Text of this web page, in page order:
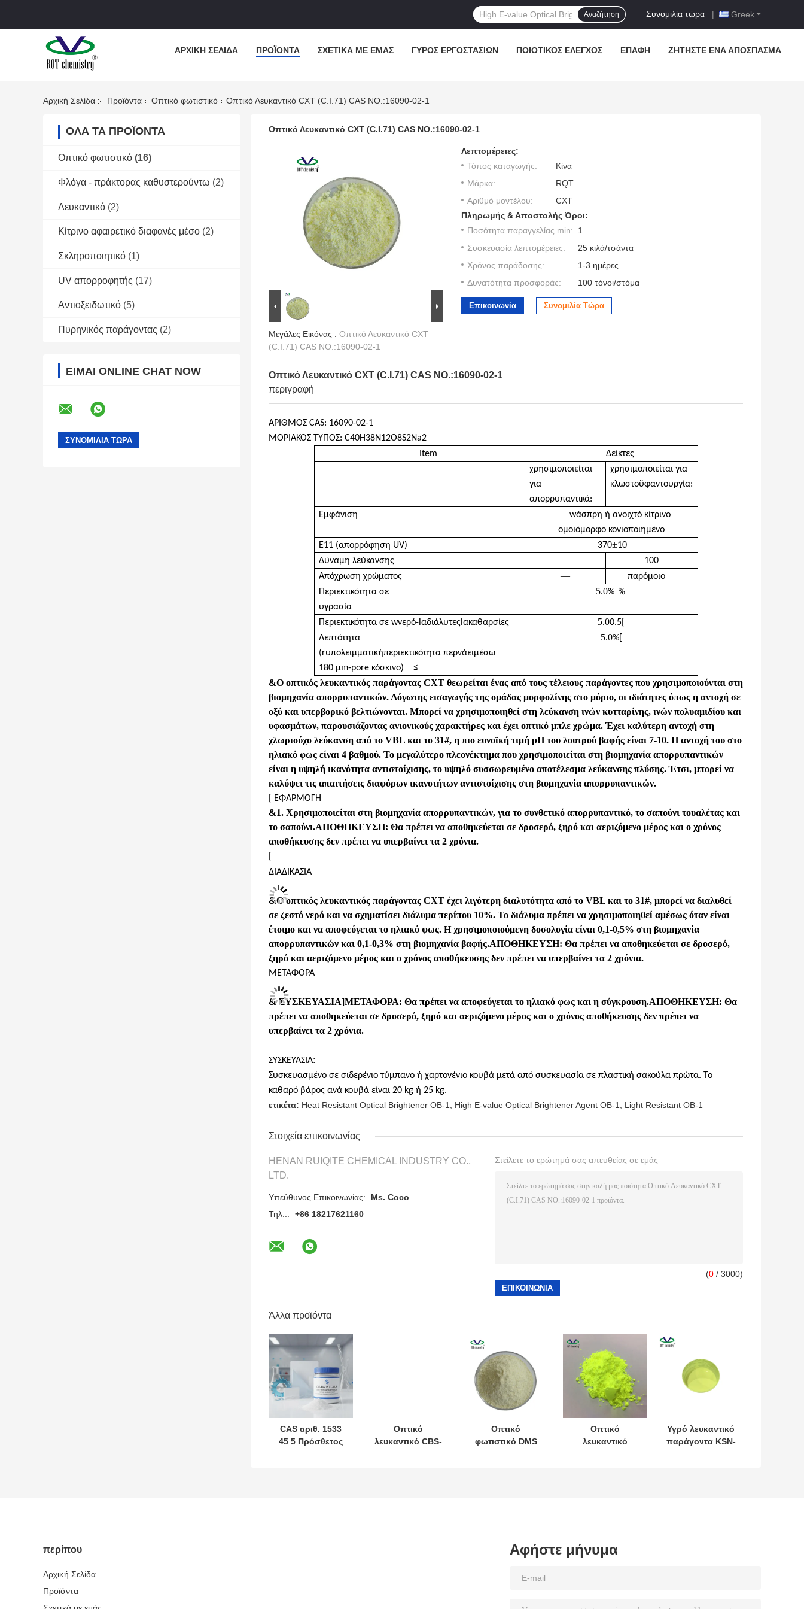
Greek
Συνομιλία τώρα |
Αναζήτηση
ΑΡΧΙΚΉ ΣΕΛΊΔΑ ΠΡΟΪΌΝΤΑ ΣΧΕΤΙΚΆ ΜΕ ΕΜΆΣ ΓΎΡΟΣ ΕΡΓΟΣΤΑΣΊΩΝ ΠΟΙΟΤΙΚΌΣ ΈΛΕΓΧΟΣ ΕΠΑΦΉ ΖΗΤΉΣΤΕ ΈΝΑ ΑΠΌΣΠΑΣΜΑ
Αρχική Σελίδα Προϊόντα Οπτικό φωτιστικό Οπτικό Λευκαντικό CXT (C.I.71) CAS NO.:16090-02-1
ΌΛΑ ΤΑ ΠΡΟΪΌΝΤΑ
Οπτικό φωτιστικό (16)
Φλόγα - πράκτορας καθυστερούντω (2)
Λευκαντικό (2)
Κίτρινο αφαιρετικό διαφανές μέσο (2)
Σκληροποιητικό (1)
UV απορροφητής (17)
Αντιοξειδωτικό (5)
Πυρηνικός παράγοντας (2)
ΕΊΜΑΙ ONLINE CHAT NOW
Οπτικό Λευκαντικό CXT (C.I.71) CAS NO.:16090-02-1
Μεγάλες Εικόνας : Οπτικό Λευκαντικό CXT
(C.I.71) CAS NO.:16090-02-1
Λεπτομέρειες:
Τόπος καταγωγής:
Κίνα
Μάρκα:
RQT
Αριθμό μοντέλου:
CXT
Πληρωμής & Αποστολής Όροι:
Ποσότητα παραγγελίας min:
1
Συσκευασία λεπτομέρειες:
25 κιλά/τσάντα
Χρόνος παράδοσης:
1-3 ημέρες
Δυνατότητα προσφοράς:
100 τόνοι/στόμα
Επικοινωνία Συνομιλία Τώρα
Οπτικό Λευκαντικό CXT (C.I.71) CAS NO.:16090-02-1
περιγραφή
ΑΡΙΘΜΟΣ CAS: 16090-02-1
ΜΟΡΙΑΚΟΣ ΤΥΠΟΣ: C40H38N12O8S2Na2
Item
Δείκτες
χρησιμοποιείται
για
απορρυπαντικά:
χρησιμοποιείται για
κλωστοϋφαντουργία:
Εμφάνιση wάσπρη ή ανοιχτό κίτρινο
ομοιόμορφο κονιοποιημένο
E11 (απορρόφηση UV)
370±10
Δύναμη λεύκανσης
—
100
Απόχρωση χρώματος
—
παρόμοιο
Περιεκτικότητα σε
υγρασία
5.0% ％
Περιεκτικότητα σε wνερό-iαδιάλυτεςiακαθαρσίες 5.00.5
Λεπτότητα
(rυπολειμματικήπεριεκτικότητα περνάειμέσω
180 μm-pore κόσκινο) ≤
5.0%[
&Ο οπτικός λευκαντικός παράγοντας CXT θεωρείται ένας από τους τέλειους παράγοντες που χρησιμοποιούνται στη
βιομηχανία απορρυπαντικών. Λόγωτης εισαγωγής της ομάδας μορφολίνης στο μόριο, οι ιδιότητες όπως η αντοχή σε
οξύ και υπερβορικό βελτιώνονται. Μπορεί να χρησιμοποιηθεί στη λεύκανση ινών κυτταρίνης, ινών πολυαμιδίου και
υφασμάτων, παρουσιάζοντας ανιονικούς χαρακτήρες και έχει οπτικό μπλε χρώμα. Έχει καλύτερη αντοχή στη
χλωριούχο λεύκανση από το VBL και το 31#, η πιο ευνοϊκή τιμή pH του λουτρού βαφής είναι 7-10. Η αντοχή του στο
ηλιακό φως είναι 4 βαθμού. Το μεγαλύτερο πλεονέκτημα που χρησιμοποιείται στη βιομηχανία απορρυπαντικών
είναι η υψηλή ικανότητα αντιστοίχισης, το υψηλό συσσωρευμένο αποτέλεσμα λεύκανσης πλύσης. Έτσι, μπορεί να
καλύψει τις απαιτήσεις διαφόρων ικανοτήτων αντιστοίχισης στη βιομηχανία απορρυπαντικών.
ΕΦΑΡΜΟΓΗ
&1. Χρησιμοποιείται στη βιομηχανία απορρυπαντικών, για το συνθετικό απορρυπαντικό, το σαπούνι τουαλέτας και
το σαπούνι.ΑΠΟΘΗΚΕΥΣΗ: Θα πρέπει να αποθηκεύεται σε δροσερό, ξηρό και αεριζόμενο μέρος και ο χρόνος
αποθήκευσης δεν πρέπει να υπερβαίνει τα 2 χρόνια.
ΔΙΑΔΙΚΑΣΙΑ
&Ο οπτικός λευκαντικός παράγοντας CXT έχει λιγότερη διαλυτότητα από το VBL και το 31#, μπορεί να διαλυθεί
σε ζεστό νερό και να σχηματίσει διάλυμα περίπου 10%. Το διάλυμα πρέπει να χρησιμοποιηθεί αμέσως όταν είναι
έτοιμο και να αποφεύγεται το ηλιακό φως. Η χρησιμοποιούμενη δοσολογία είναι 0,1-0,5% στη βιομηχανία
απορρυπαντικών και 0,1-0,3% στη βιομηχανία βαφής.ΑΠΟΘΗΚΕΥΣΗ: Θα πρέπει να αποθηκεύεται σε δροσερό,
ξηρό και αεριζόμενο μέρος και ο χρόνος αποθήκευσης δεν πρέπει να υπερβαίνει τα 2 χρόνια.
ΜΕΤΑΦΟΡΑ
&ΣΥΣΚΕΥΑΣΙΑ]ΜΕΤΑΦΟΡΑ: Θα πρέπει να αποφεύγεται το ηλιακό φως και η σύγκρουση.ΑΠΟΘΗΚΕΥΣΗ: Θα
πρέπει να αποθηκεύεται σε δροσερό, ξηρό και αεριζόμενο μέρος και ο χρόνος αποθήκευσης δεν πρέπει να
υπερβαίνει τα 2 χρόνια.
ΣΥΣΚΕΥΑΣΙΑ:
Συσκευασμένο σε σιδερένιο τύμπανο ή χαρτονένιο κουβά μετά από συσκευασία σε πλαστική σακούλα πρώτα. Το
καθαρό βάρος ανά κουβά είναι 20 kg ή 25 kg.
ετικέτα: Heat Resistant Optical Brightener OB-1 High E-value Optical Brightener Agent OB-1 Light Resistant OB-1
Στοιχεία επικοινωνίας
HENAN RUIQITE CHEMICAL INDUSTRY CO.,
LTD.
Υπεύθυνος Επικοινωνίας:
Ms. Coco
Τηλ.::
+86 18217621160
Στείλετε το ερώτημά σας απευθείας σε εμάς
(0 / 3000)
Άλλα προϊόντα
CAS αριθ. 1533
45 5 Πρόσθετος
Οπτικό
λευκαντικό CBS-
Οπτικό
φωτιστικό DMS
Οπτικό
λευκαντικό
Υγρό λευκαντικό
παράγοντα KSN-
περίπου
Αρχική Σελίδα
Προϊόντα
Αφήστε μήνυμα